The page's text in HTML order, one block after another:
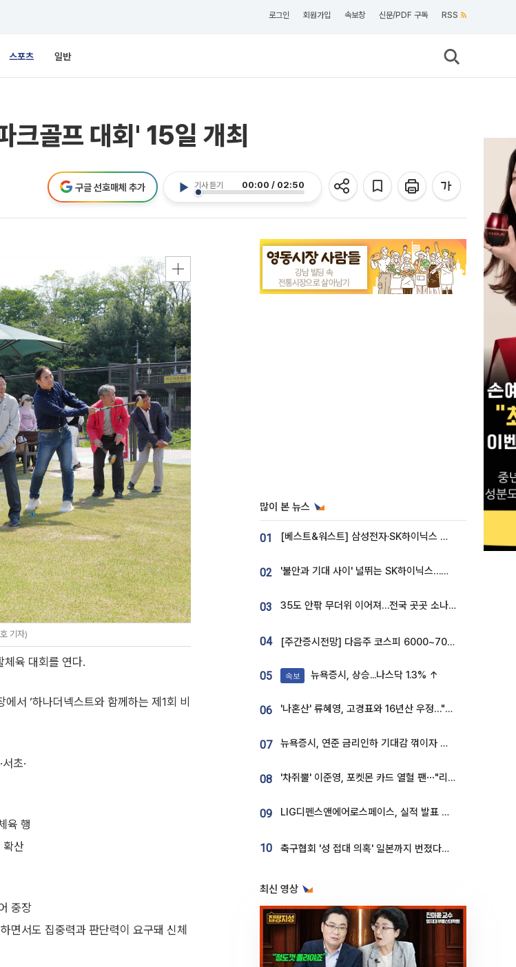
로그인 회원가입 속보창 신문/PDF 구독 RSS
스포츠 일반
크골프 대회' 15일 개최
기사 듣기 00:00 / 02:50
구글 선호매체 추가
기자)
체육 대회를 연다.
서 ‘하나더넥스트와 함께하는 제1회 비
초·
육 행
확산
중장
면서도 집중력과 판단력이 요구돼 신체
많이 본 뉴스
01 [베스트&워스트] 삼성전자·SK하이닉스 밀린 한 주…상상인증권은 85% 급등
02 '불안과 기대 사이' 널뛰는 SK하이닉스…증권가 "HBM4·LTA 기반 펀터멘털 견고"
03 35도 안팎 무더위 이어져…전국 곳곳 소나기 [오늘 날씨]
04 [주간증시전망] 다음주 코스피 6000~7000⋯“外人 수급은 정책이 변수”
05 속보 뉴욕증시, 상승...나스닥 1.3% ↑
06 '나혼산' 류혜영, 고경표와 16년산 우정…"자취방서 부모님과 마주쳐"
07 뉴욕증시, 연준 금리인하 기대감 꺾이자 상승...S&P500 사상 최고치 [종합]
08 '차쥐뿔' 이준영, 포켓몬 카드 열혈 팬⋯"리셀러 처단할 것"
09 LIG디펜스앤에어로스페이스, 실적 발표 후 급락→반등⋯증권가 “28년까지 튼튼”
10 축구협회 '성 접대 의혹' 일본까지 번졌다…日 심판 실명 공개
최신 영상